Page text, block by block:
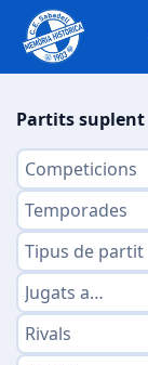
Partits suplent